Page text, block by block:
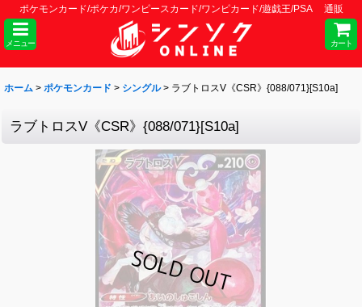
ポケモンカード/ポケカ/ワンピースカード/ワンピカード/遊戯王/PSA 通販
メニュー カート
ホーム > ポケモンカード > シングル > ラブトロスV《CSR》{088/071}[S10a]
ラブトロスV《CSR》{088/071}[S10a]